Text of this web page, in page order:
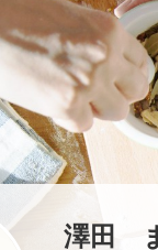
澤田